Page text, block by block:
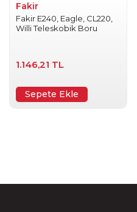
Fakir
Fakir E240, Eagle, CL220,
Willi Teleskobik Boru
1.146,21 TL
Sepete Ekle